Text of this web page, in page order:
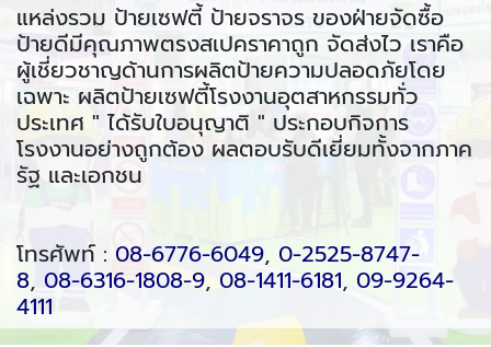
แหล่งรวม ป้ายเซฟตี้ ป้ายจราจร ของฝ่ายจัดซื้อ
ป้ายดีมีคุณภาพตรงสเปคราคาถูก จัดส่งไว เราคือ
ผู้เชี่ยวชาญด้านการผลิตป้ายความปลอดภัยโดย
เฉพาะ ผลิตป้ายเซฟตี้โรงงานอุตสาหกรรมทั่ว
ประเทศ " ได้รับใบอนุญาติ " ประกอบกิจการ
โรงงานอย่างถูกต้อง ผลตอบรับดีเยี่ยมทั้งจากภาค
รัฐ และเอกชน
โทรศัพท์ : 08-6776-6049, 0-2525-8747-
8, 08-6316-1808-9, 08-1411-6181, 09-9264-
4111